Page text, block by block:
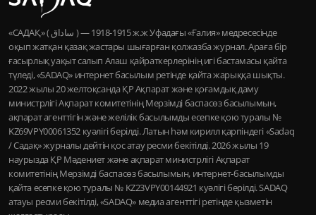
«САДАҚ» ( ساداق ) — 1915-1918 ж.ж Уфадағы «Ғалия» медресесінде
оқып жатқан қазақ жастары шығарған қолжазба журнал. Араға бір
ғасырлық уақыт салып Алаш қайраткерлерінің игі бастамасы қайта
түледі, «SADAQ» интернет басылым ретінде қайта жарыққа шықты.
2022 жылы 20 желтоқсанда ҚР Ақпарат және қоғамдық даму
министрлігі Ақпарат комитетінің Мерзімді баспасөз басылымын,
ақпарат агенттігін және желілік басылымды есепке қою туралы №
KZ69VPY00061352 куәлігі берілді. Латын һәм кирилл қарпіндегі «Sadaq
/ Садақ» журналы дейтін қос атау ресми бекітілді. 2026 жылы 19
наурызда ҚР Мәдениет және ақпарат министрлігі Ақпарат
комитетінің Мерзімді баспасөз басылымын, интернет-басылымды
қайта есепке қою туралы № KZ23VPY00144921 куәлігі берілді. SADAQ
атауы ресми бекітілді, «SADAQ» медиа агенттігі ретінде қызметін